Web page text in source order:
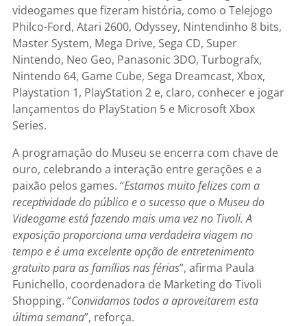
videogames que fizeram história, como o Telejogo
Philco-Ford, Atari 2600, Odyssey, Nintendinho 8 bits,
Master System, Mega Drive, Sega CD, Super
Nintendo, Neo Geo, Panasonic 3DO, Turbografx,
Nintendo 64, Game Cube, Sega Dreamcast, Xbox,
Playstation 1, PlayStation 2 e, claro, conhecer e jogar
lançamentos do PlayStation 5 e Microsoft Xbox
Series.
A programação do Museu se encerra com chave de
ouro, celebrando a interação entre gerações e a
paixão pelos games. “Estamos muito felizes com a
receptividade do público e o sucesso que o Museu do
Videogame está fazendo mais uma vez no Tivoli. A
exposição proporciona uma verdadeira viagem no
tempo e é uma excelente opção de entretenimento
gratuito para as famílias nas férias”, afirma Paula
Funichello, coordenadora de Marketing do Tivoli
Shopping. “Convidamos todos a aproveitarem esta
última semana”, reforça.